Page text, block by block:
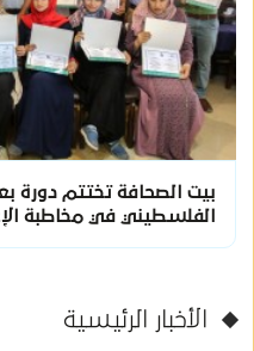
بيت الصحافة تختتم دورة
الفلسطيني في مخاطبة
الأخبار الرئيسية